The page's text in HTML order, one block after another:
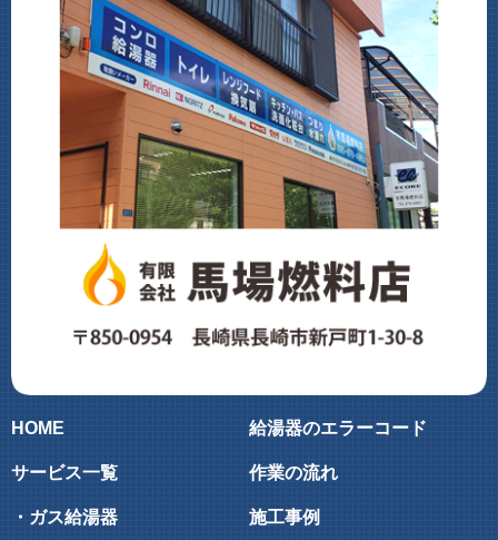
HOME
サービス一覧
・ガス給湯器
給湯器のエラーコード
作業の流れ
施工事例